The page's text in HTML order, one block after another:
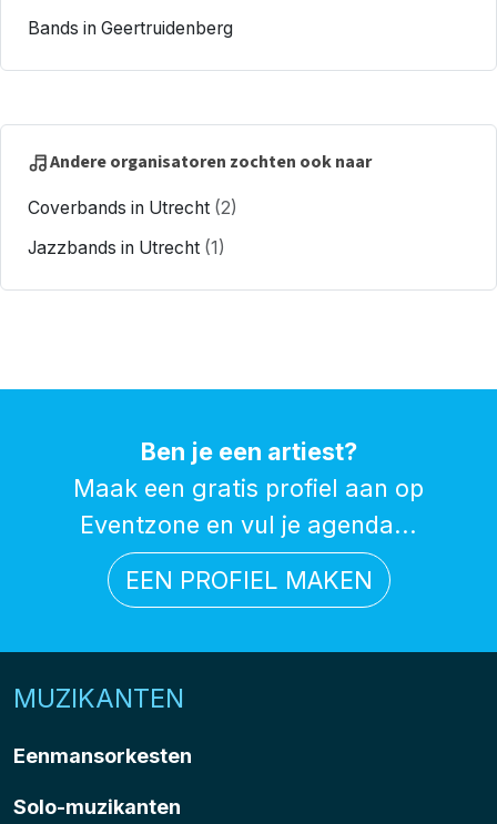
Bands in Geertruidenberg
Andere organisatoren zochten ook naar
Coverbands in Utrecht (2)
Jazzbands in Utrecht (1)
Ben je een artiest?
Maak een gratis profiel aan op
Eventzone en vul je agenda...
EEN PROFIEL MAKEN
MUZIKANTEN
Eenmansorkesten
Solo-muzikanten